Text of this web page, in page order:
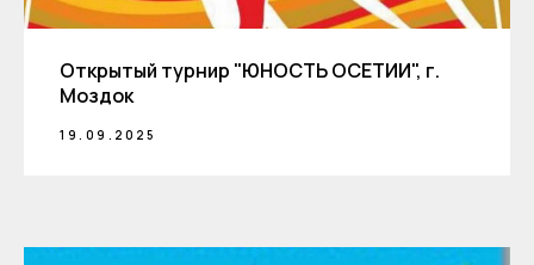
Открытый турнир "ЮНОСТЬ ОСЕТИИ", г.
Моздок
19.09.2025